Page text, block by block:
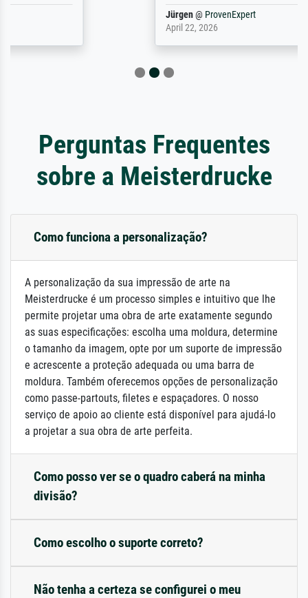
Perguntas Frequentes
sobre a Meisterdrucke
Como funciona a personalização?
A personalização da sua impressão de arte na
Meisterdrucke é um processo simples e intuitivo que lhe
permite projetar uma obra de arte exatamente segundo
as suas especificações: escolha uma moldura, determine
o tamanho da imagem, opte por um suporte de impressão
e acrescente a proteção adequada ou uma barra de
moldura. Também oferecemos opções de personalização
como passe-partouts, filetes e espaçadores. O nosso
serviço de apoio ao cliente está disponível para ajudá-lo
a projetar a sua obra de arte perfeita.
Como posso ver se o quadro caberá na minha
divisão?
Como escolho o suporte correto?
Não tenha a certeza se configurei o meu